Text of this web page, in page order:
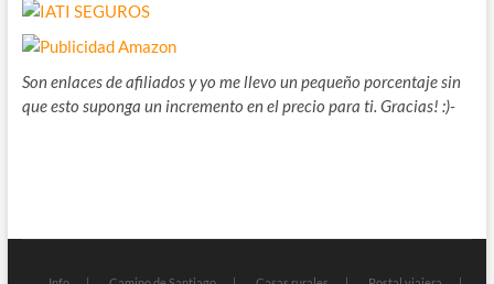
Son enlaces de afiliados y yo me llevo un pequeño porcentaje sin
que esto suponga un incremento en el precio para ti. Gracias! :)-